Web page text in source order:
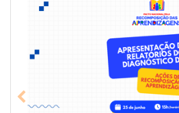
Previous